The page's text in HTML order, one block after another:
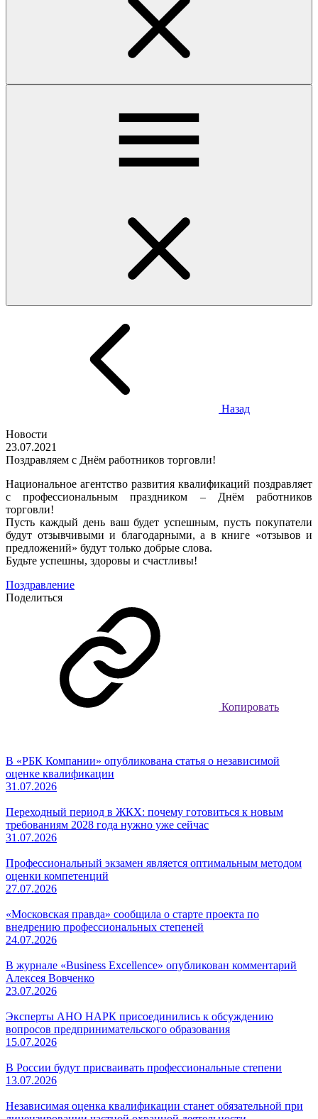
Назад
Новости
23.07.2021
Поздравляем с Днём работников торговли!
Национальное агентство развития квалификаций поздравляет
с профессиональным праздником – Днём работников
торговли!
Пусть каждый день ваш будет успешным, пусть покупатели
будут отзывчивыми и благодарными, а в книге «отзывов и
предложений» будут только добрые слова.
Будьте успешны, здоровы и счастливы!
Поздравление
Поделиться
Копировать
В «РБК Компании» опубликована статья о независимой
оценке квалификации
31.07.2026
Переходный период в ЖКХ: почему готовиться к новым
требованиям 2028 года нужно уже сейчас
31.07.2026
Профессиональный экзамен является оптимальным методом
оценки компетенций
27.07.2026
«Московская правда» сообщила о старте проекта по
внедрению профессиональных степеней
24.07.2026
В журнале «Business Excellence» опубликован комментарий
Алексея Вовченко
23.07.2026
Эксперты АНО НАРК присоединились к обсуждению
вопросов предпринимательского образования
15.07.2026
В России будут присваивать профессиональные степени
13.07.2026
Независимая оценка квалификации станет обязательной при